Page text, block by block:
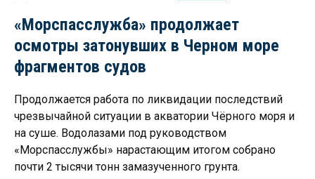
«Морспасслужба» продолжает
осмотры затонувших в Черном море
фрагментов судов
Продолжается работа по ликвидации последствий
чрезвычайной ситуации в акватории Чёрного моря и
на суше. Водолазами под руководством
«Морспасслужбы» нарастающим итогом собрано
почти 2 тысячи тонн замазученного грунта.